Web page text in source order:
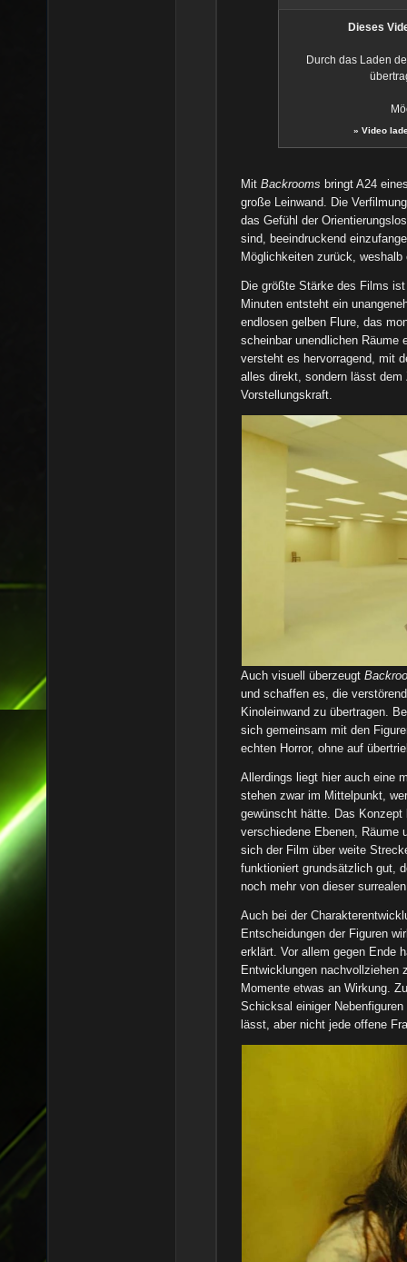
Dieses
Durch das Laden
» Video
MitBackrooms bringt A24
große Leinwand. Die
das Gefühl der
sind, beeindruckend
Möglichkeiten zurück,
Die größte Stärke des Films
Minuten entsteht ein
endlosen gelben Flure, das
scheinbar unendlichen Räume
versteht es hervorragend, mit
alles direkt, sondern lässt dem
Vorstellungskraft.
Auch visuell überzeugt
und schaffen es, die
Kinoleinwand zu übertragen.
sich gemeinsam mit den
echten Horror, ohne auf
Allerdings liegt hier auch eine
stehen zwar im Mittelpunkt,
gewünscht hätte. Das
verschiedene Ebenen, Räume
sich der Film über weite
funktioniert grundsätzlich gut,
noch mehr von dieser
Auch bei der
Entscheidungen der Figuren
erklärt. Vor allem gegen Ende
Entwicklungen nachvollziehen
Momente etwas an Wirkung.
Schicksal einiger
lässt, aber nicht jede offene